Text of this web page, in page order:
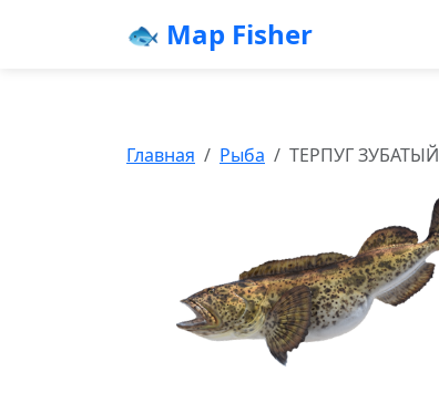
🐟 Map Fisher
Главная Рыба ТЕРПУГ ЗУБАТЫЙ